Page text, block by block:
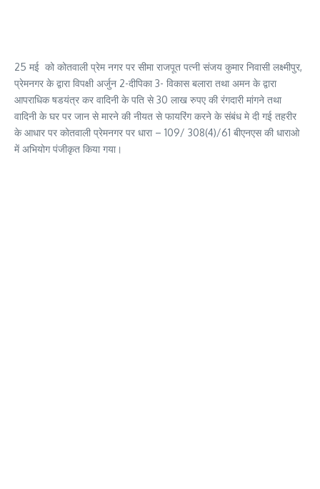
25 मई को कोतवाली प्रेम नगर पर सीमा राजपूत पत्नी संजय कुमार निवासी लक्ष्मीपुर,
प्रेमनगर के द्वारा विपक्षी अर्जुन 2-दीपिका 3- विकास बलारा तथा अमन के द्वारा
आपराधिक षडयंत्र कर वादिनी के पति से 30 लाख रुपए की रंगदारी मांगने तथा
वादिनी के घर पर जान से मारने की नीयत से फायरिंग करने के संबंध मे दी गई तहरीर
के आधार पर कोतवाली प्रेमनगर पर धारा – 109/ 308(4)/61 बीएनएस की धाराओ
में अभियोग पंजीकृत किया गया।